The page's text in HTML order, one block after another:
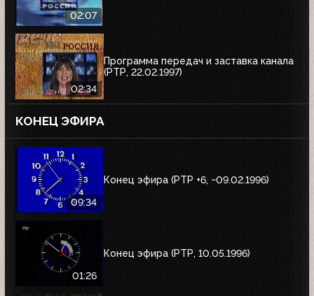
02:07
02:34
Программа передач и заставка канала
(РТР, 22.02.1997)
КОНЕЦ ЭФИРА
09:34
Конец эфира (РТР +6, ~09.02.1996)
01:26
Конец эфира (РТР, 10.05.1996)